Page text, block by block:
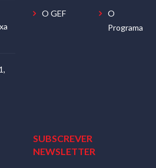
O GEF
O
Programa
SUBSCREVER
NEWSLETTER